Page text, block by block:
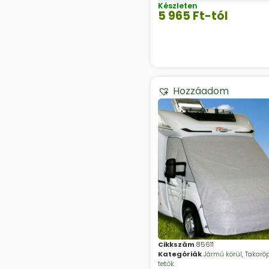
Készleten
5 965 Ft-tól
Hozzáadom
Cikkszám 85611
Kategóriák Jármű körül,
tetők